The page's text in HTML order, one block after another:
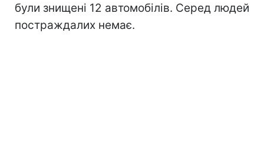
були знищені 12 автомобілів. Серед людей
постраждалих немає.